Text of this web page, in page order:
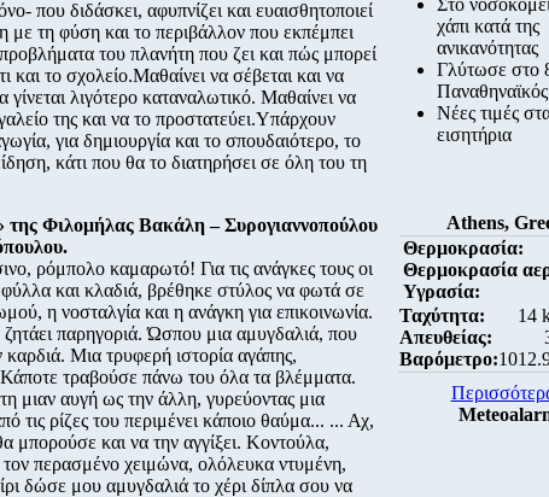
που διδάσκει, αφυπνίζει και ευαισθητοποιεί
με τη φύση και το περιβάλλον που εκπέμπει
του πλανήτη που ζει και πώς μπορεί
και το σχολείο.Mαθαίνει να σέβεται και να
λιγότερο καταναλωτικό. Mαθαίνει να
της και να το προστατεύει.Yπάρχουν
για δημιουργία και το σπουδαιότερο, το
κάτι που θα το διατηρήσει σε όλη του τη
Φιλομήλας Βακάλη – Συρογιαννοπούλου
ρόμπολο καμαρωτό! Για τις ανάγκες τους οι
και κλαδιά, βρέθηκε στύλος να φωτά σε
η νοσταλγία και η ανάγκη για επικοινωνία.
παρηγοριά. Ώσπου μια αμυγδαλιά, που
καρδιά. Μια τρυφερή ιστορία αγάπης,
τραβούσε πάνω του όλα τα βλέμματα.
μιαν αυγή ως την άλλη, γυρεύοντας μια
τις ρίζες του περιμένει κάποιο θαύμα... ... Αχ,
μπορούσε και να την αγγίξει. Κοντούλα,
περασμένο χειμώνα, ολόλευκα ντυμένη,
δώσε μου αμυγδαλιά το χέρι δίπλα σου να
Στο
χάπι κατά της
ανικανότητας
Γλύτωσε στο
Παναθηναϊκός
Νέες τιμές
εισητήρια
Athens,
Θερμοκρασία:
Θερμοκρασία
Υγρασία:
Ταχύτητα:
14
Απευθείας:
Βαρόμετρο: